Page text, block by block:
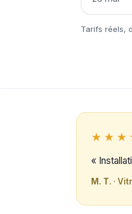
Tarifs réels,
«
M. T. ·